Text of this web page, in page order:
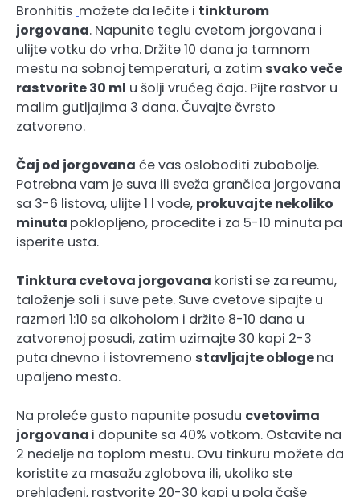
Bronhitis možete da lečite i tinkturom
jorgovana. Napunite teglu cvetom jorgovana i
ulijte votku do vrha. Držite 10 dana ja tamnom
mestu na sobnoj temperaturi, a zatim svako veče
rastvorite 30 ml u šolji vrućeg čaja. Pijte rastvor u
malim gutljajima 3 dana. Čuvajte čvrsto
zatvoreno.
Čaj od jorgovana će vas osloboditi zubobolje.
Potrebna vam je suva ili sveža grančica jorgovana
sa 3-6 listova, ulijte 1 l vode, prokuvajte nekoliko
minuta poklopljeno, procedite i za 5-10 minuta pa
isperite usta.
Tinktura cvetova jorgovana koristi se za reumu,
taloženje soli i suve pete. Suve cvetove sipajte u
razmeri 1:10 sa alkoholom i držite 8-10 dana u
zatvorenoj posudi, zatim uzimajte 30 kapi 2-3
puta dnevno i istovremeno stavljajte oblogena
upaljeno mesto.
Na proleće gusto napunite posudu cvetovima
jorgovana i dopunite sa 40% votkom. Ostavite na
2 nedelje na toplom mestu. Ovu tinkuru možete da
koristite za masažu zglobova ili, ukoliko ste
prehlađeni, rastvorite 20-30 kapi u pola čaše